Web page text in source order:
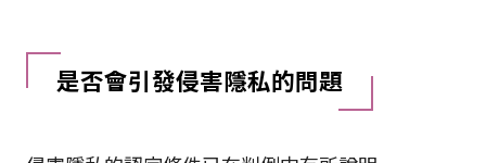
是否會引發侵害隱私的問題